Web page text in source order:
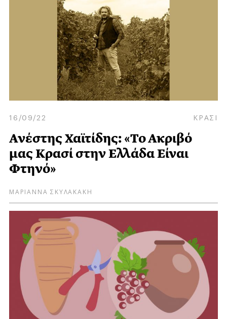
16/09/22 ΚΡΑΣΙ
Ανέστης Χαϊτίδης: «Το Ακριβό
μας Κρασί στην Ελλάδα Είναι
Φτηνό»
ΜΑΡΙΑΝΝΑ ΣΚΥΛΑΚΑΚΗ